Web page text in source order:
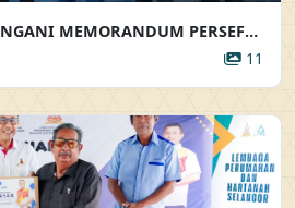
MAJLIS MENANDATANGANI MEMORANDUM PERSEFAHAMAN & SIMBOLIK PENYERAHAN KUNCI PROJEK SELANGORKU OLEANDER MAJLIS MENANDATANGANI MEMORANDUM PERSEFAHAMAN & SIMBOLIK PENYERAHAN KUNCI PROJEK SELANGORKU OLEANDER
11